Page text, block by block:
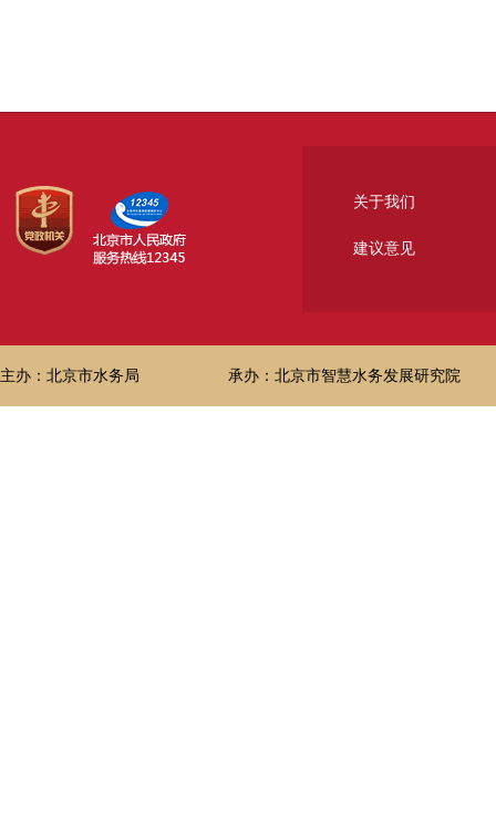
关于我们
建议意见
主办：北京市水务局 承办：北京市智慧水务发展研究院